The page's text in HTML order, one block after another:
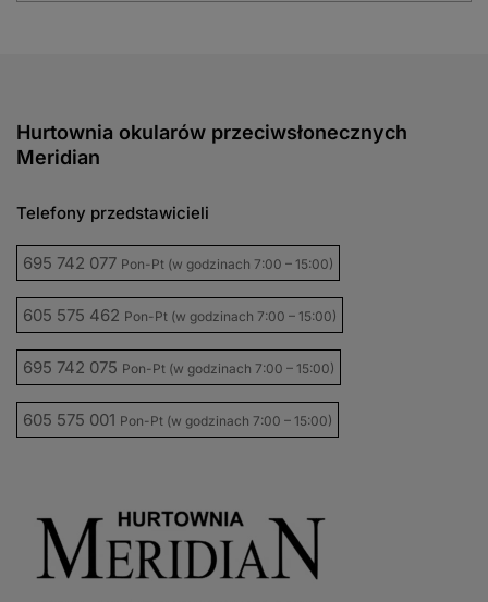
Hurtownia okularów przeciwsłonecznych
Meridian
Telefony przedstawicieli
695 742 077 Pon-Pt (w godzinach 7:00 – 15:00)
605 575 462 Pon-Pt (w godzinach 7:00 – 15:00)
695 742 075 Pon-Pt (w godzinach 7:00 – 15:00)
605 575 001 Pon-Pt (w godzinach 7:00 – 15:00)